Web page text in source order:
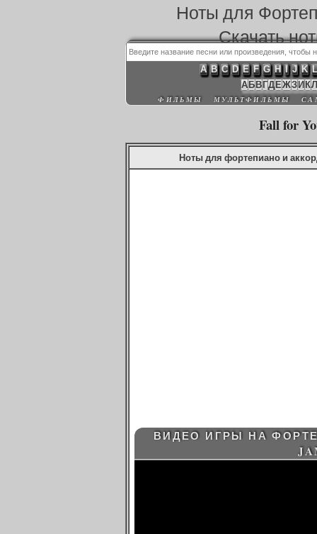
Ноты для
Скачать
A B C D E F G H I J K L
А Б В ГД ЕЖЗ И КЛ
ФИЛЬМЫ МУЛЬТФИЛЬМЫ
Fall for
Ноты для фортепиано и
ВИДЕО ИГРЫ НА